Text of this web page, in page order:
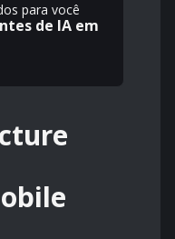
para você
de IA em